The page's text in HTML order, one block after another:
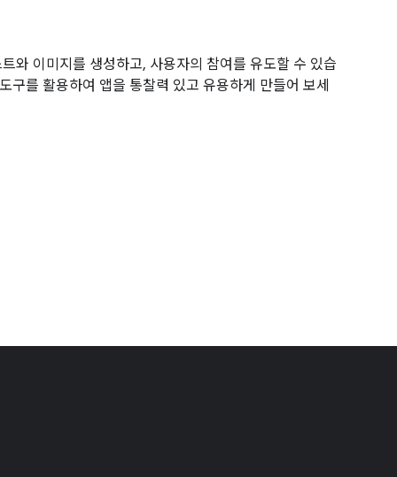
와 이미지를 생성하고, 사용자의 참여를 유도할 수 있습
구를 활용하여 앱을 통찰력 있고 유용하게 만들어 보세